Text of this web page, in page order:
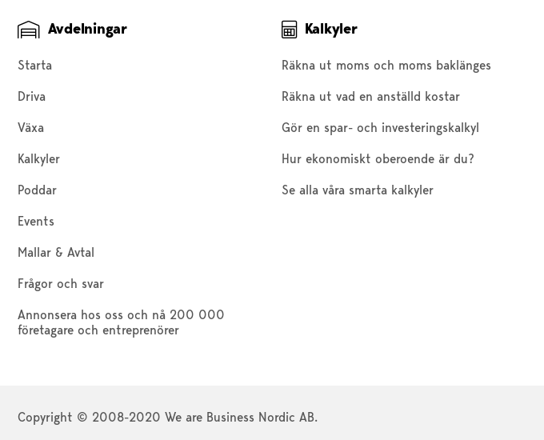
Avdelningar
Starta
Driva
Växa
Kalkyler
Poddar
Events
Mallar & Avtal
Frågor och svar
Annonsera hos oss och nå 200 000
företagare och entreprenörer
Kalkyler
Räkna ut moms och moms baklänges
Räkna ut vad en anställd kostar
Gör en spar- och investeringskalkyl
Hur ekonomiskt oberoende är du?
Se alla våra smarta kalkyler
Copyright © 2008-2020 We are Business Nordic AB.